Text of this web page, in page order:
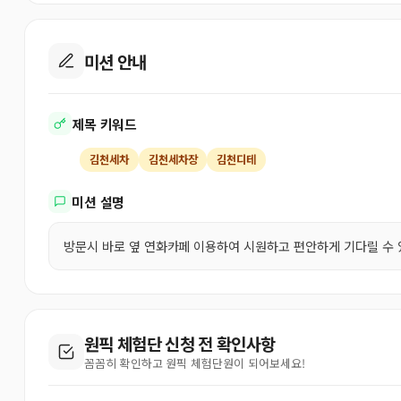
미션 안내
제목 키워드
김천세차 김천세차장 김천디테
미션 설명
방문시 바로 옆 연화카페 이용하여 시원하고 편안하게 기다릴 수
원픽 체험단 신청 전 확인사항
꼼꼼히 확인하고 원픽 체험단원이 되어보세요!